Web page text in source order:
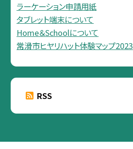
ラーケーション申請用紙
タブレット端末について
Home＆Schoolについて
常滑市ヒヤリハット体験マップ2023
RSS